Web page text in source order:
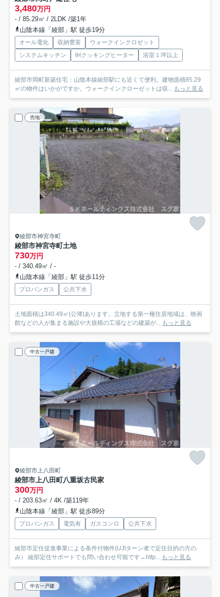
3,480万円
- / 85.29㎡ / 2LDK /築1年
山陰本線「綾部」駅 徒歩19分
オール電化 収納豊富
ウォークインクロゼット
システムキッチン
IHクッキングヒーター 浴室１坪以上
綾部市岡町新築住宅：山陰本線綾部駅にも近くて便利。建物面積85.29
㎡の物件はいかがですか。ウォークインクローゼットは収... もっと見る
売地
綾部市神宮寺町
綾部市神宮寺町土地
730万円
- / 340.49㎡ / -
山陰本線「綾部」駅 徒歩11分
プロパンガス 公共下水
土地面積は340.49㎡(公簿)あります。立地する第一種住居地域は、映画
館などの人が集まる施設や大規模の工場などの建築が... もっと見る
中古一戸建
綾部市上八田町
綾部市上八田町八重坂古民家
300万円
- / 203.63㎡ / 4K /築119年
山陰本線「綾部」駅 徒歩89分
プロパンガス 電気有 ガスコンロ 公共下水
綾部市定住促進事業による条件付物件(UJIターン者で定住目的の方の
み） 綾部定住サポートでも問い合わせ可能です→http... もっと見る
中古一戸建